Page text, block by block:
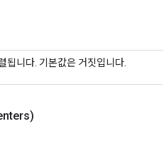
됩니다. 기본값은 거짓입니다.